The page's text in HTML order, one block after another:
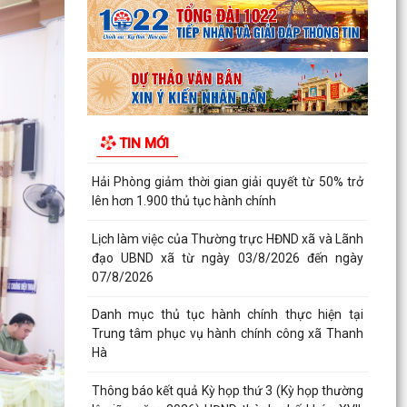
TIN MỚI
Hà
Thông báo kết quả Kỳ họp thứ 3 (Kỳ họp thường
lệ giữa năm 2026) HĐND thành phố khóa XVII,
nhiệm kỳ...
Thanh Hà.
HĐND xã Thanh Hà tổ chức kỳ họp thứ 3 - HĐND
xã khóa II, nhiệm kỳ 2026-2031
Đảng ủy xã Thanh Hà trao Huy hiệu 60 năm tuổi
Đảng cho đảng viên Mạc Đình Tường
Chữ thập đỏ cho cán bộ Hội cơ sở
Quy định mới về 19 điều đảng viên không được